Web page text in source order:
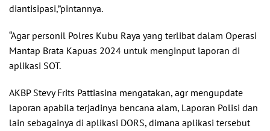
diantisipasi,”pintannya.
“Agar personil Polres Kubu Raya yang terlibat dalam Operasi
Mantap Brata Kapuas 2024 untuk menginput laporan di
aplikasi SOT.
AKBP Stevy Frits Pattiasina mengatakan, agr mengupdate
laporan apabila terjadinya bencana alam, Laporan Polisi dan
lain sebagainya di aplikasi DORS, dimana aplikasi tersebut